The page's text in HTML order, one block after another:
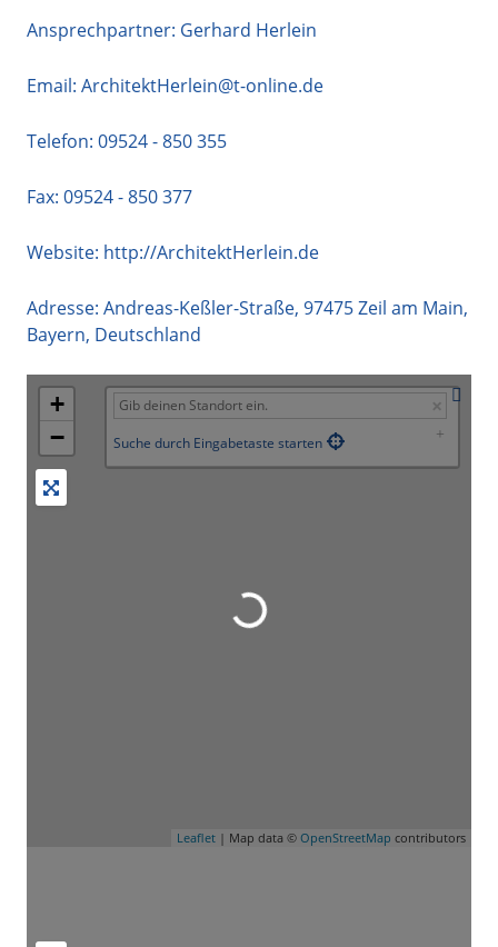
Ansprechpartner: Gerhard Herlein
Email: ArchitektHerlein@t-online.de
Telefon: 09524 - 850 355
Fax: 09524 - 850 377
Website: http://ArchitektHerlein.de
Adresse: Andreas-Keßler-Straße, 97475Zeil am Main,
Bayern, Deutschland
+
−
Suche durch Eingabetaste starten
Leaflet | Map data © OpenStreetMap contributors
Wird geladen …